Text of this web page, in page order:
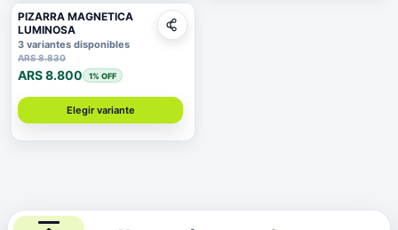
PIZARRA MAGNETICA
LUMINOSA
3 variantes disponibles
ARS 8.830
ARS 8.800 1% OFF
Elegir variante